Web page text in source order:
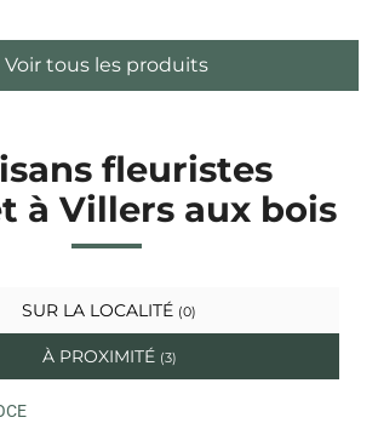
Voir tous les produits
fleuristes
à Villers aux bois
SUR LA LOCALITÉ (0)
À PROXIMITÉ (3)